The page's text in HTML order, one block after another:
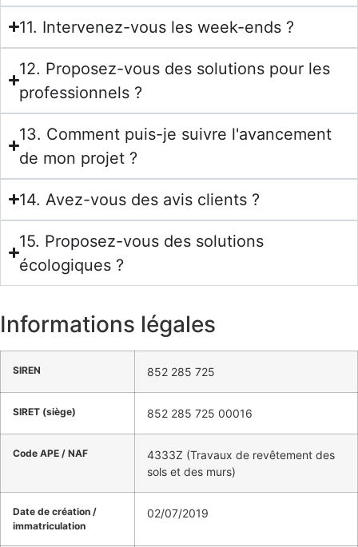
11. Intervenez-vous les week-ends ?
12. Proposez-vous des solutions pour les
professionnels ?
13. Comment puis-je suivre l'avancement
de mon projet ?
14. Avez-vous des avis clients ?
15. Proposez-vous des solutions
écologiques ?
Informations légales
SIREN 852 285 725
SIRET (siège) 852 285 725 00016
Code APE / NAF
4333Z (Travaux de revêtement des
sols et des murs)
Date de création /
immatriculation
02/07/2019